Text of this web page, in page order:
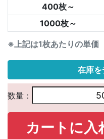
※上記は1枚あたりの単価
400枚～
1000枚～
在庫を
数量：
カートに入